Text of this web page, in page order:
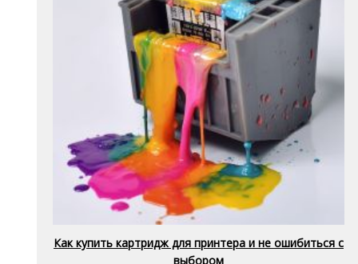
Как купить картридж для принтера и не ошибиться с
выбором